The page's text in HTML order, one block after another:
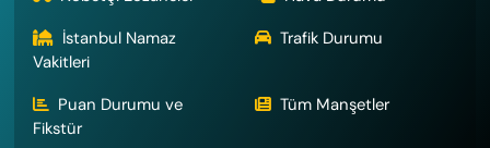
İstanbul Namaz
Vakitleri
Trafik Durumu
Puan Durumu ve
Fikstür
Tüm Manşetler